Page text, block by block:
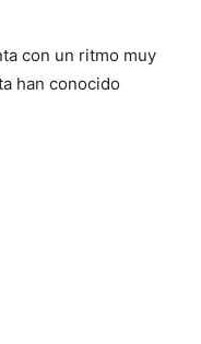
con un ritmo muy
han conocido